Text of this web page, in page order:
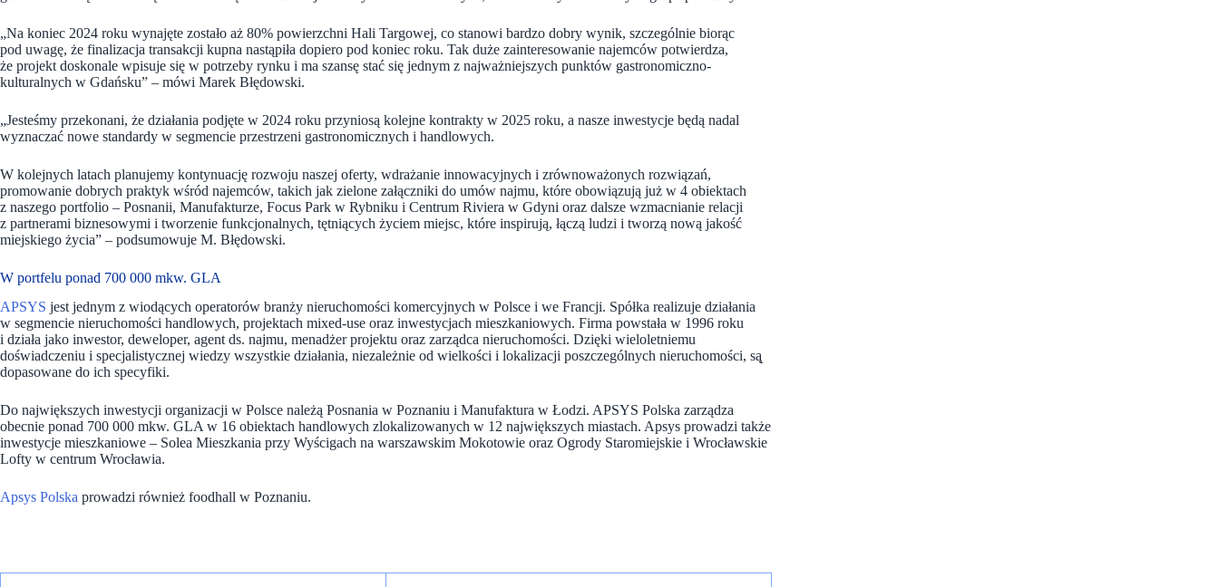
„Na koniec 2024 roku wynajęte zostało aż 80% powierzchni Hali Targowej, co stanowi bardzo dobry wynik, szczególnie biorąc
pod uwagę, że finalizacja transakcji kupna nastąpiła dopiero pod koniec roku. Tak duże zainteresowanie najemców potwierdza,
że projekt doskonale wpisuje się w potrzeby rynku i ma szansę stać się jednym z najważniejszych punktów gastronomiczno-
kulturalnych w Gdańsku” – mówi Marek Błędowski.
„Jesteśmy przekonani, że działania podjęte w 2024 roku przyniosą kolejne kontrakty w 2025 roku, a nasze inwestycje będą nadal
wyznaczać nowe standardy w segmencie przestrzeni gastronomicznych i handlowych.
W kolejnych latach planujemy kontynuację rozwoju naszej oferty, wdrażanie innowacyjnych i zrównoważonych rozwiązań,
promowanie dobrych praktyk wśród najemców, takich jak zielone załączniki do umów najmu, które obowiązują już w 4 obiektach
z naszego portfolio – Posnanii, Manufakturze, Focus Park w Rybniku i Centrum Riviera w Gdyni oraz dalsze wzmacnianie relacji
z partnerami biznesowymi i tworzenie funkcjonalnych, tętniących życiem miejsc, które inspirują, łączą ludzi i tworzą nową jakość
miejskiego życia” – podsumowuje M. Błędowski.
W portfelu ponad 700 000 mkw. GLA
APSYS jest jednym z wiodących operatorów branży nieruchomości komercyjnych w Polsce i we Francji. Spółka realizuje działania
w segmencie nieruchomości handlowych, projektach mixed-use oraz inwestycjach mieszkaniowych. Firma powstała w 1996 roku
i działa jako inwestor, deweloper, agent ds. najmu, menadżer projektu oraz zarządca nieruchomości. Dzięki wieloletniemu
doświadczeniu i specjalistycznej wiedzy wszystkie działania, niezależnie od wielkości i lokalizacji poszczególnych nieruchomości, są̨
dopasowane do ich specyfiki.
Do największych inwestycji organizacji w Polsce należą Posnania w Poznaniu i Manufaktura w Łodzi. APSYS Polska zarządza
obecnie ponad 700 000 mkw. GLA w 16 obiektach handlowych zlokalizowanych w 12 największych miastach. Apsys prowadzi także
inwestycje mieszkaniowe – Solea Mieszkania przy Wyścigach na warszawskim Mokotowie oraz Ogrody Staromiejskie i Wrocławskie
Lofty w centrum Wrocławia.
Apsys Polska prowadzi również foodhall w Poznaniu.